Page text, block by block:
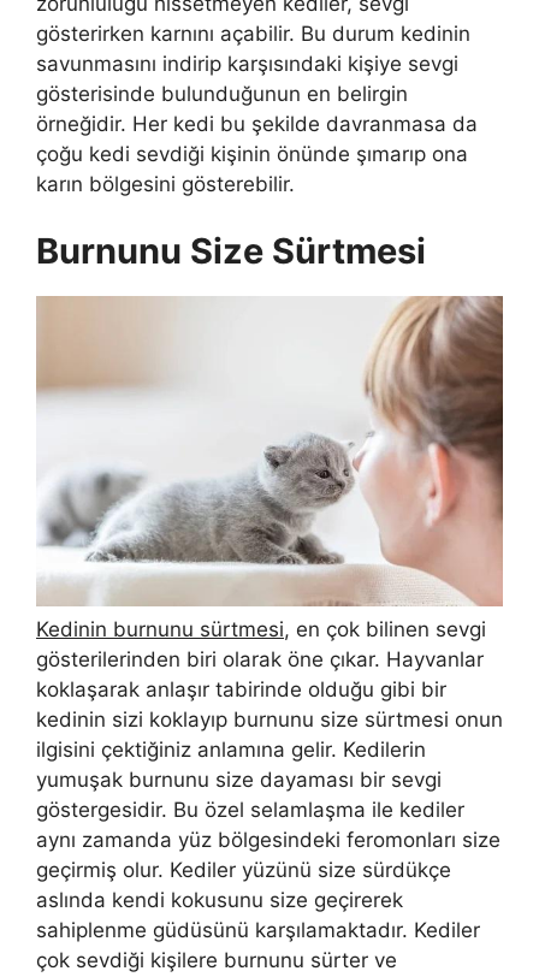
gösterirken karnını açabilir. Bu durum kedinin
savunmasını indirip karşısındaki kişiye sevgi
gösterisinde bulunduğunun en belirgin
örneğidir. Her kedi bu şekilde davranmasa da
çoğu kedi sevdiği kişinin önünde şımarıp ona
karın bölgesini gösterebilir.
Burnunu Size Sürtmesi
Kedinin burnunu sürtmesi, en çok bilinen sevgi
gösterilerinden biri olarak öne çıkar. Hayvanlar
koklaşarak anlaşır tabirinde olduğu gibi bir
kedinin sizi koklayıp burnunu size sürtmesi onun
ilgisini çektiğiniz anlamına gelir. Kedilerin
yumuşak burnunu size dayaması bir sevgi
göstergesidir. Bu özel selamlaşma ile kediler
aynı zamanda yüz bölgesindeki feromonları size
geçirmiş olur. Kediler yüzünü size sürdükçe
aslında kendi kokusunu size geçirerek
sahiplenme güdüsünü karşılamaktadır. Kediler
çok sevdiği kişilere burnunu sürter ve